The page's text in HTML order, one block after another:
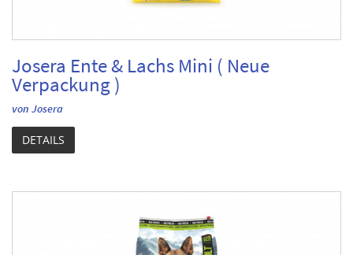
Josera Ente & Lachs Mini ( Neue
Verpackung )
von Josera
DETAILS